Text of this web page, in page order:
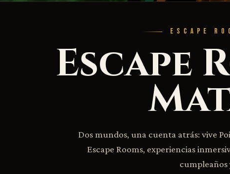
ESCAPE
Escape
Dos mundos, una cuenta atrás: vive
Escape Rooms, experiencias
cumpleaños